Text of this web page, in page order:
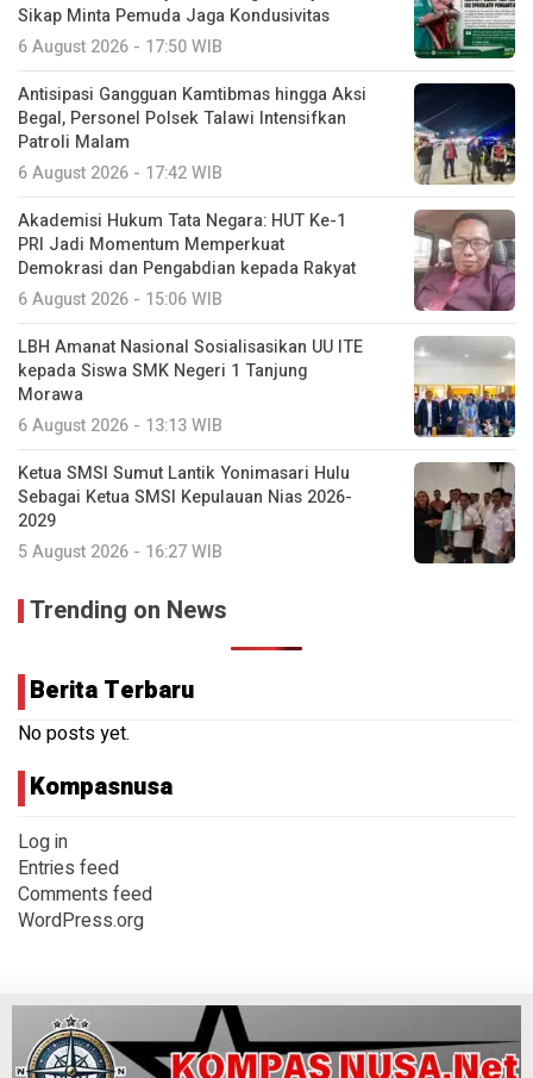
Sikap Minta Pemuda Jaga Kondusivitas
6 August 2026 - 17:50 WIB
Antisipasi Gangguan Kamtibmas hingga Aksi
Begal, Personel Polsek Talawi Intensifkan
Patroli Malam
6 August 2026 - 17:42 WIB
Akademisi Hukum Tata Negara: HUT Ke-1
PRI Jadi Momentum Memperkuat
Demokrasi dan Pengabdian kepada Rakyat
6 August 2026 - 15:06 WIB
LBH Amanat Nasional Sosialisasikan UU ITE
kepada Siswa SMK Negeri 1 Tanjung
Morawa
6 August 2026 - 13:13 WIB
Ketua SMSI Sumut Lantik Yonimasari Hulu
Sebagai Ketua SMSI Kepulauan Nias 2026-
2029
5 August 2026 - 16:27 WIB
Trending on News
Berita Terbaru
No posts yet.
Kompasnusa
Log in
Entries feed
Comments feed
WordPress.org